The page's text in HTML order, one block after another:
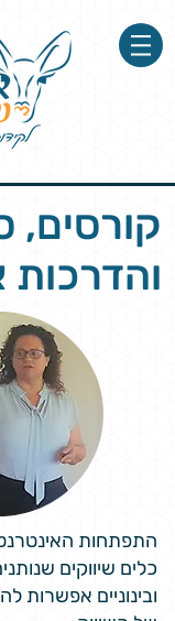
קורסים,
והדרכות
התפתחות האינטרנט
כלים שיווקים
ובינוניים